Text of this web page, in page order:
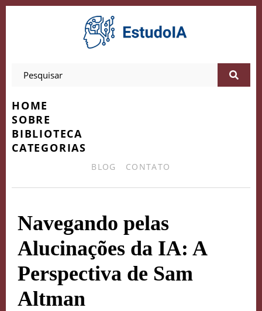
HOME
SOBRE
BIBLIOTECA
CATEGORIAS
BLOG CONTATO
Navegando pelas
Alucinações da IA: A
Perspectiva de Sam
Altman